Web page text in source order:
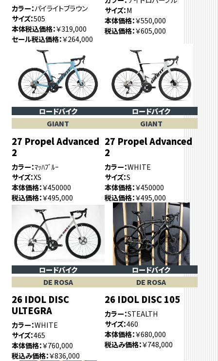
カラー パイライトブラウン
サイズ 505
本体税込価格 ￥319,000
セール税込価格 ￥264,000
サイズ M
本体価格 ￥550,000
税込価格 ￥605,000
ロードバイク
GIANT
27 Propel Advanced
2
カラー ﾏｯﾊﾌﾞﾙｰ
サイズ XS
本体価格 ￥450000
税込価格 ￥495,000
ロードバイク
GIANT
27 Propel Advanced
2
カラー WHITE
サイズ S
本体価格 ￥450000
税込価格 ￥495,000
ロードバイク
DE ROSA
26 IDOL DISC
ULTEGRA
カラー WHITE
サイズ 465
本体価格 ￥760,000
税込み価格 ￥836,000
ロードバイク
DE ROSA
26 IDOL DISC 105
カラー STEALTH
サイズ 460
本体価格 ￥680,000
税込み価格 ￥748,000